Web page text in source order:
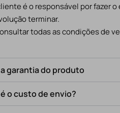
é o responsável por fazer
terminar.
todas as condições de
garantia do produto
o custo de envio?